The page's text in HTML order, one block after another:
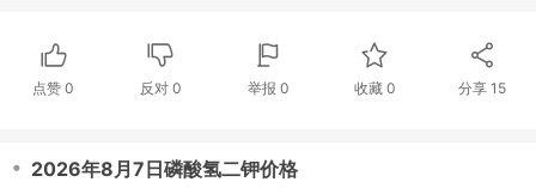
点赞0 反对 0 举报 0 收藏 0 分享15
・ 2026年8月7日磷酸氢二钾价格